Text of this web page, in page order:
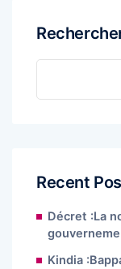
Recent
Décret :La
Kindia